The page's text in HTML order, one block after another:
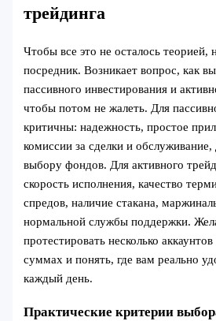
трейдинга
Чтобы все это не осталось
посредник. Возникает вопрос, как
пассивного инвестирования и
чтобы потом не жалеть. Для
критичны: надежность, простое
комиссии за сделки и
выбору фондов. Для активного
скорость исполнения, качество
спредов, наличие стакана,
нормальной службы поддержки.
протестировать несколько
суммах и понять, где вам реально
каждый день.
Практические критерии